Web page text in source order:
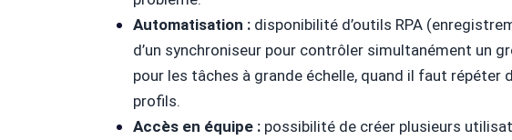
Automatisation : disponibilité d’outils RPA
d’un synchroniseur pour contrôler simultanément un
pour les tâches à grande échelle, quand il faut répéter
profils.
Accès en équipe : possibilité de créer plusieurs